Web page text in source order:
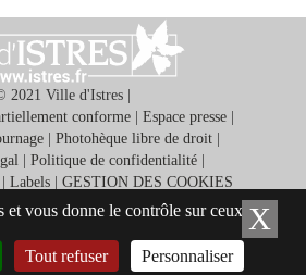
2021 Ville d'Istres |
conforme| Espace presse|
| Photohèque libre de droit|
| Politique de confidentialité |
| Labels | GESTION DES COOKIES
gratuite ISTRES ET VOUS
et vous donne le contrôle sur ceux que
Tout refuser Personnaliser
X